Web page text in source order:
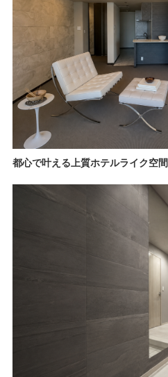
都心で叶える上質ホテルライク空間